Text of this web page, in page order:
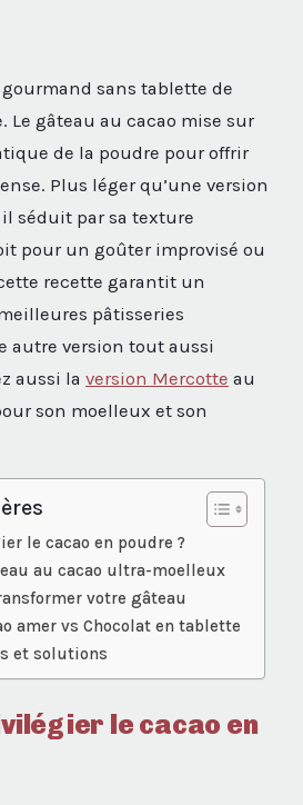
sans tablette de
Le gâteau au cacao mise sur
de la poudre pour offrir
Plus léger qu’une version
séduit par sa texture
pour un goûter improvisé ou
recette garantit un
pâtisseries
autre version tout aussi
aussi la version Mercotte au
son moelleux et son
le cacao en poudre ?
au cacao ultra-moelleux
votre gâteau
amer vs Chocolat en tablette
et solutions
le cacao en